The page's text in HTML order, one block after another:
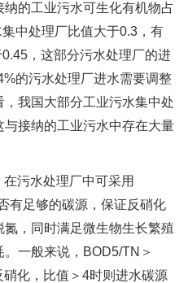
的工业污水可生化有机物占
中处理厂比值大于0.3，有
，这部分污水处理厂的进
的污水处理厂进水需要调整
我国大部分工业污水集中处
接纳的工业污水中存在大量
污水处理厂中可采用
有足够的碳源，保证反硝化
，同时满足微生物生长繁殖
一般来说，BOD5/TN＞
化，比值＞4时则进水碳源